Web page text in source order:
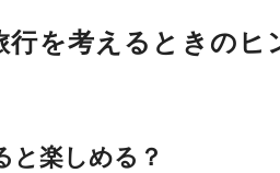
行を考えるときのヒ
と楽しめる？